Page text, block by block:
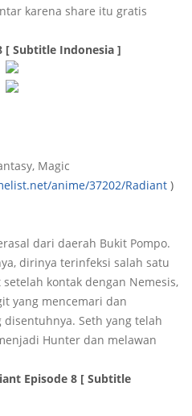
karena share itu gratis
[ Subtitle Indonesia ]
Magic
anime/37202/Radiant )
dari daerah Bukit Pompo.
dirinya terinfeksi salah satu
kontak dengan Nemesis,
yang mencemari dan
Seth yang telah
Hunter dan melawan
Episode 8 [ Subtitle